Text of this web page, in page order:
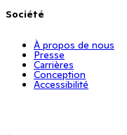
Société
À propos de nous
Presse
Carrières
Conception
Accessibilité